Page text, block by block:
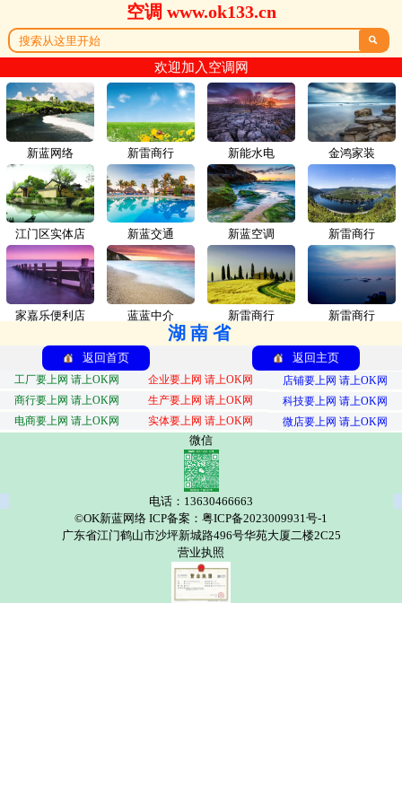
空调 www.ok133.cn

欢迎加入空调网
新蓝网络 新雷商行
江门区实体店 新蓝交通
家嘉乐便利店 蓝蓝中介
新能水电 金鸿家装
新蓝空调 新雷商行
新雷商行 新雷商行
湖南省
返回首页 返回主页
工厂要上网 请上OK网 企业要上网 请上OK网
店铺要上网 请上OK网
商行要上网 请上OK网
生产要上网 请上OK网
科技要上网 请上OK网
电商要上网 请上OK网
实体要上网 请上OK网 微店要上网 请上OK网
微信
电话：13630466663
©OK新蓝网络 ICP备案：粤ICP备2023009931号-1
广东省江门鹤山市沙坪新城路496号华苑大厦二楼2C25
营业执照